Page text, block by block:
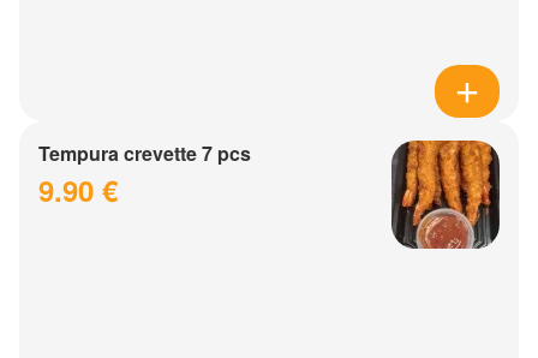
Tempura crevette 7 pcs
9.90 €